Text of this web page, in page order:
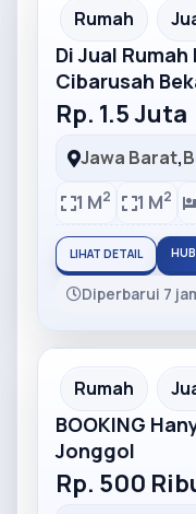
Partner Ad
Rumah
Di Jual
Cibarusah
Rp. 1.5 Juta
Jawa Barat,
1 M2 1 M2
LIHAT DETAIL
Diperbarui 7
Partner Ad
Rumah
BOOKING
Jonggol
Rp. 500